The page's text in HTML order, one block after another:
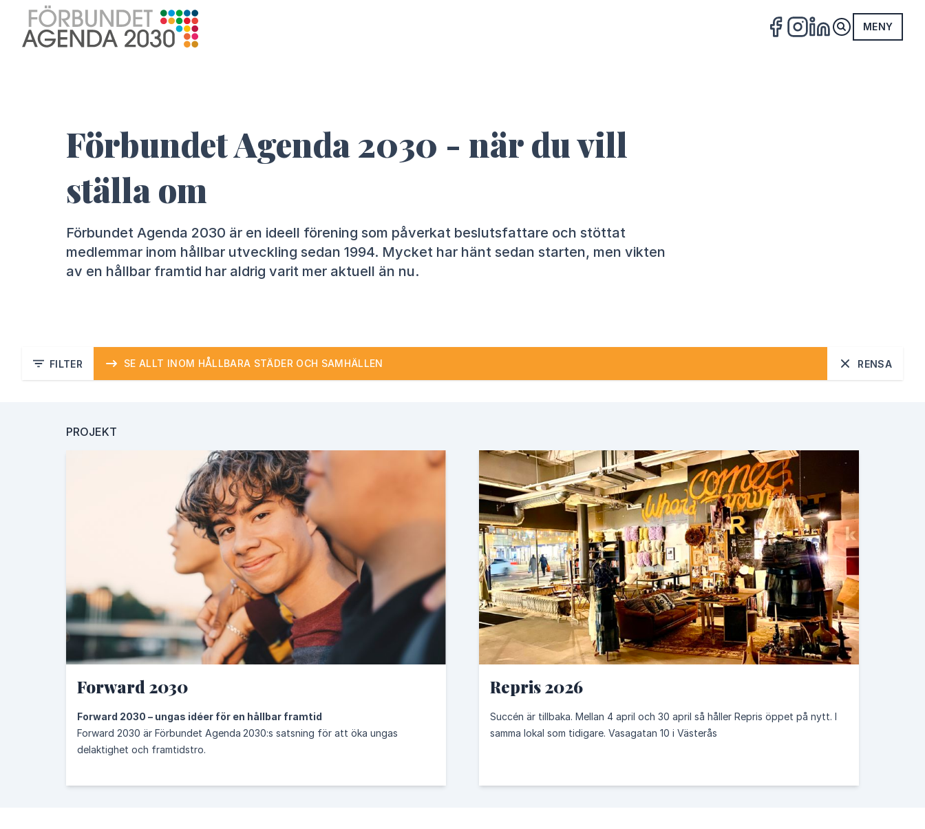
FACEBOOK
INSTAGRAM
LINKEDIN MENY
Förbundet Agenda 2030 - när du vill
ställa om
Förbundet Agenda 2030 är en ideell förening som påverkat beslutsfattare och stöttat
medlemmar inom hållbar utveckling sedan 1994. Mycket har hänt sedan starten, men vikten
av en hållbar framtid har aldrig varit mer aktuell än nu. ⁠
FILTER SE ALLT INOM HÅLLBARA STÄDER OCH SAMHÄLLEN RENSA
GLOBALA MÅL
2. Ingen hunger God hälsa och välbefinnande 4. God utbildning för alla
6. Rent vatten och sanitet för alla 7. Hållbar energi för alla
Anständiga arbetsvillkor och ekonomisk tillväxt Hållbar industri, innovationer och infrastruktur
10. Minskad ojämlikhet 11. Hållbara städer och samhällen 12. Hållbar konsumtion och produktion
13. Bekämpa klimatförändringarna 14. Hav och marina resurser 15. Ekosystem och biologisk mångfald
Fredliga och inkluderande samhällen Genomförande och globalt partnerskap
KATEGORIER
PROJEKT
Forward 2030
Forward 2030 – ungas idéer för en hållbar framtid
Forward 2030 är Förbundet Agenda 2030:s satsning för att öka ungas
delaktighet och framtidstro.
Repris 2026
Succén är tillbaka. Mellan 4 april och 30 april så håller Repris öppet på nytt. I
samma lokal som tidigare. Vasagatan 10 i Västerås